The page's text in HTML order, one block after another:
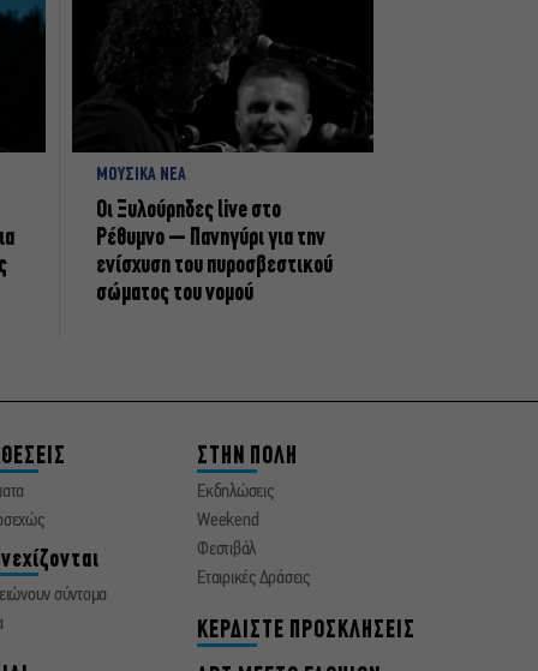
ΜΟΥΣΙΚΑ ΝΕΑ
Οι Ξυλούρηδες live στο
Ρέθυμνο – Πανηγύρι για την
ενίσχυση του πυροσβεστικού
σώματος του νομού
σύντομα
ΣΤΗΝ ΠΟΛΗ
Εκδηλώσεις
Weekend
Φεστιβάλ
Εταιρικές Δράσεις
ΚΕΡΔΙΣΤΕ ΠΡΟΣΚΛΗΣΕΙΣ